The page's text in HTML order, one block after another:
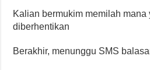
Kalian bermukim memilah mana
diberhentikan
Berakhir, menunggu SMS